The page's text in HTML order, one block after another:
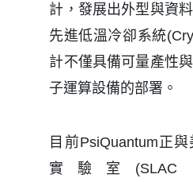
計，發展出外型與資
先進低溫冷卻系統
計不僅具備可量產性
子運算設備的部署。
目前PsiQuantum正
實驗室(SLAC